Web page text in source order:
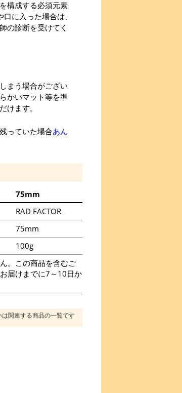
構成する必須元素
に入った場合は、
の診断を受けてく
まう場合がござい
かいマット等を準
けます。
っていた場合あん
。この商品を含むご
届けまでに7～10日か
75mm
RAD FACTOR
75mm
100g
関連する商品の一覧です